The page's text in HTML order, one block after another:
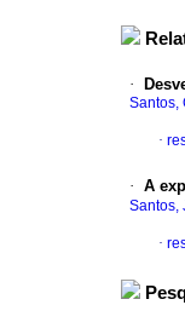
·
Santos,
·
· A
Santos,
·